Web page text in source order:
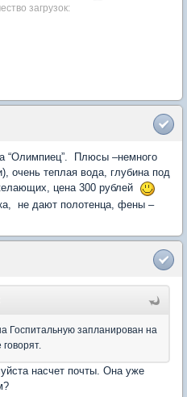
загрузок:
“Олимпиец”. Плюсы –немного
очень теплая вода, глубина под
цена 300 рублей
не дают полотенца, фены –
Госпитальную запланирован на
насчет почты. Она уже